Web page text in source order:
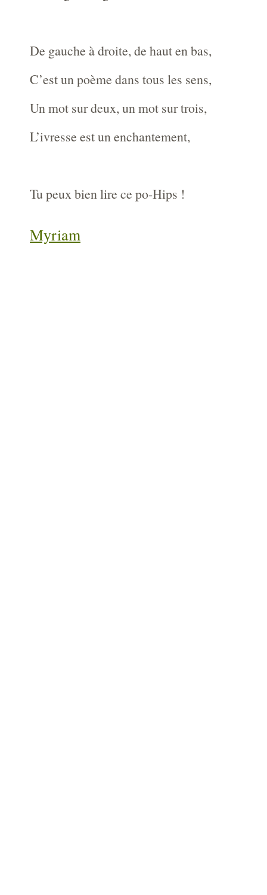
De gauche à droite, de haut en bas,
C’est un poème dans tous les sens,
Un mot sur deux, un mot sur trois,
L’ivresse est un enchantement,
Tu peux bien lire ce po-Hips !
Myriam